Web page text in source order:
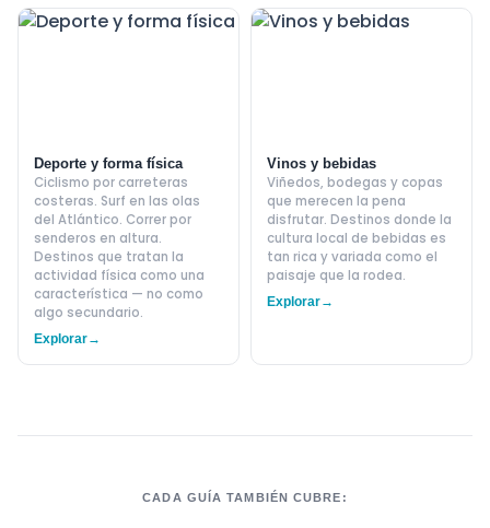
Deporte y forma física
Ciclismo por carreteras
costeras. Surf en las olas
del Atlántico. Correr por
senderos en altura.
Destinos que tratan la
actividad física como una
característica — no como
algo secundario.
Explorar→
Vinos y bebidas
Viñedos, bodegas y copas
que merecen la pena
disfrutar. Destinos donde la
cultura local de bebidas es
tan rica y variada como el
paisaje que la rodea.
Explorar→
CADA GUÍA TAMBIÉN CUBRE: